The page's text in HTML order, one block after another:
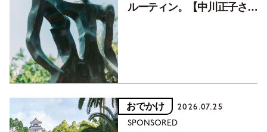
ルーティン。【中川正子さん
おでかけ 2026.07.25
SPONSORED